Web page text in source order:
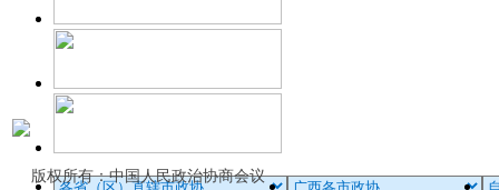
版权所有：中国人民政治协商会议